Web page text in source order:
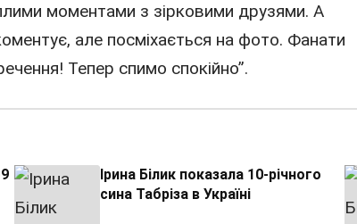
моментами з зірковими друзями. А
але посміхається на фото. Фанати
Тепер спимо спокійно”.
Ірина Білик показала 10-річного
сина Табріза в Україні